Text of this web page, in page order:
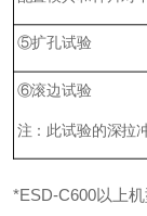
⑤扩孔试验
⑥滚边试验
注：此试验的深拉
*ESD-C600以上